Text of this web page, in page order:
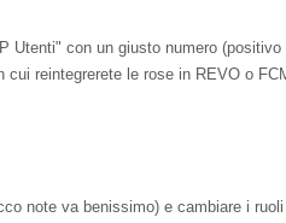
con un giusto numero
reintegrerete le rose in REVO o
note va benissimo) e cambiare i